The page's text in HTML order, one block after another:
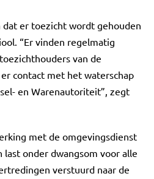
er toezicht wordt gehouden
“Er vinden regelmatig
van de
contact met het waterschap
en Warenautoriteit”, zegt
met de omgevingsdienst
onder dwangsom voor alle
verstuurd naar de